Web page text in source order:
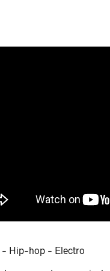
- Hip-hop - Electro